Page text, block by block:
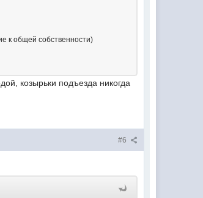
к общей собственности)
козырьки подъезда никогда
#6